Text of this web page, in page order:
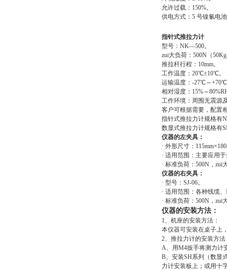
允许过载：150%。
供电方式：5 号镍氰电
指针式推拉力计
型号：NK—500。
zui大负荷：500N（
推拉杆行程：10mm。
工作温度：20℃±10℃。
运输温度：-27℃～
相对湿度：15%～
工作环境：周围无震源
客户可根据需要，配置
指针式推拉力计规格有
数显式推拉力计规格有
仪器的左夹具：
· 外形尺寸：
· 适用范围：主要应用
· 标准负荷：500N，zui
仪器的右夹具：
· 型号：SJ-06。
· 适用范围：各种线缆
· 标准负荷：500N，zui
仪器的安装方法：
1、机座的安装方法：
本仪器可安装在桌子上
2、推拉力计的安装方法
A、用M4扳手将测力计
B、安装SH系列（数显
力计安装板上；或用十